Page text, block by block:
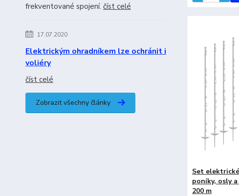
frekventované spojení. číst celé
17.07.2020
Elektrickým ohradníkem lze ochránit i
voliéry
číst celé
Zobrazit všechny články
Set
poníky, osly
200 m